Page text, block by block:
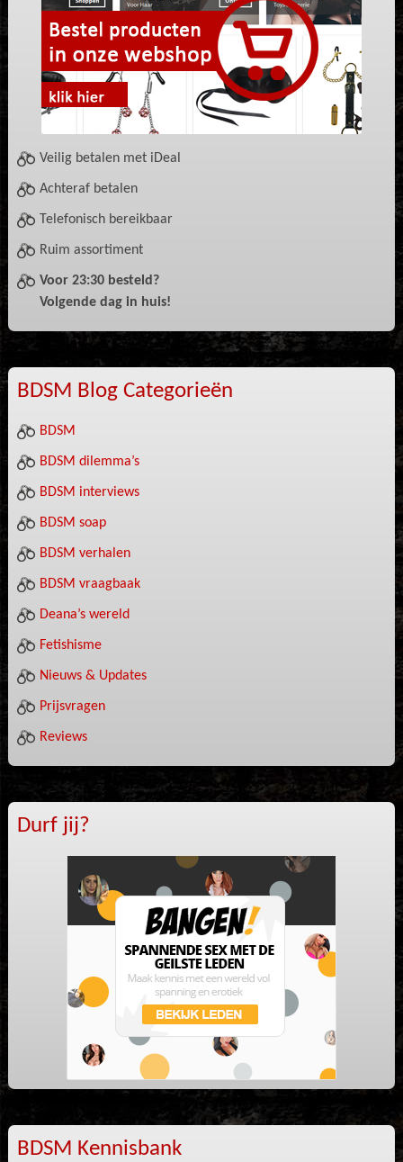
Veilig betalen met iDeal
Achteraf betalen
Telefonisch bereikbaar
Ruim assortiment
Voor 23:30 besteld?
Volgende dag in huis!
BDSM Blog Categorieën
BDSM
BDSM dilemma’s
BDSM interviews
BDSM soap
BDSM verhalen
BDSM vraagbaak
Deana’s wereld
Fetishisme
Nieuws & Updates
Prijsvragen
Reviews
Durf jij?
BDSM Kennisbank